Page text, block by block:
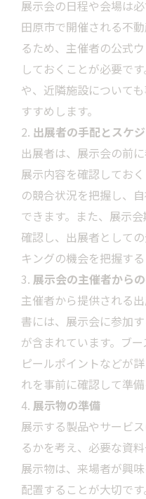
展示会の日程や会場は
田原市で開催される不
るため、主催者の公式
しておくことが必要で
や、近隣施設について
すすめします。
出展者の手配とスケ
出展者は、展示会の前
展示内容を確認してお
の競合状況を把握し、
できます。また、展示
確認し、出展者として
キングの機会を把握する
展示会の主催者から
主催者から提供される
書には、展示会に参加
が含まれています。ブ
ピールポイントなどが
れを事前に確認して準
展示物の準備
展示する製品やサービ
るかを考え、必要な資
展示物は、来場者が興
配置することが大切で